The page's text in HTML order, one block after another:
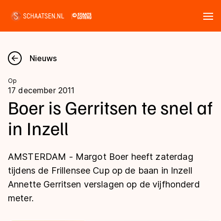
Nieuws
Kalender
Disciplines
Langebaan
Shorttrack
Inlineskaten
Uitslagen
Langebaan
Shorttrack
Tijden & historie
Nieuws
Op
17 december 2011
Boer is Gerritsen te snel af
in Inzell
AMSTERDAM - Margot Boer heeft zaterdag
tijdens de Frillensee Cup op de baan in Inzell
Annette Gerritsen verslagen op de vijfhonderd
meter.